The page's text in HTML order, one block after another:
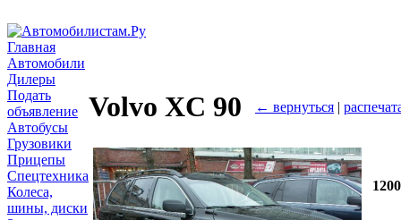
Главная
Автомобили
Дилеры
Подать
объявление
Автобусы
Грузовики
Прицепы
Спецтехника
Колеса,
шины, диски
Volvo XC 90 ← вернуться |